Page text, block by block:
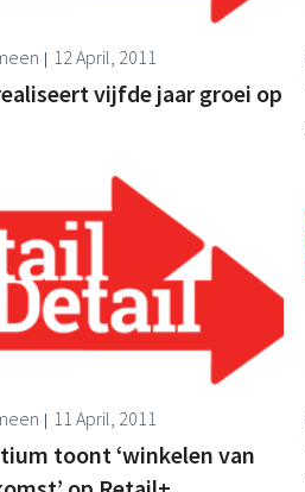
12 April, 2011
vijfde jaar groei op
11 April, 2011
toont ‘winkelen van